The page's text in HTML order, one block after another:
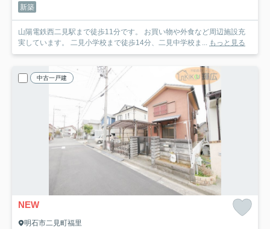
新築
山陽電鉄西二見駅まで徒歩11分です。 お買い物や外食など周辺施設充
実しています。 二見小学校まで徒歩14分、二見中学校ま... もっと見る
中古一戸建
NEW
明石市二見町福里